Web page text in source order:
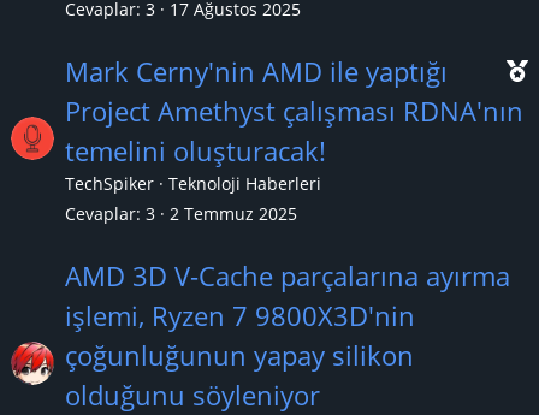
Cevaplar 3 17 Ağustos 2025
Mark Cerny'nin AMD ile yaptığı
Project Amethyst çalışması RDNA'nın
temelini oluşturacak!
TechSpiker
Teknoloji Haberleri
Cevaplar 3 2 Temmuz 2025
AMD 3D V-Cache parçalarına ayırma
işlemi, Ryzen 7 9800X3D'nin
çoğunluğunun yapay silikon
olduğunu söyleniyor